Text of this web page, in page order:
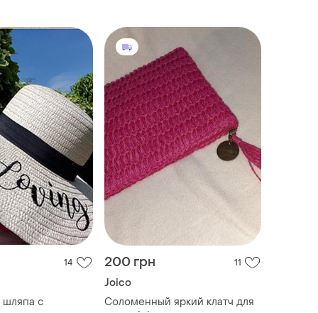
14
с
200 грн 11
Joico
Соломенный яркий клатч для